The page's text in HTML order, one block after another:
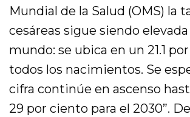
Mundial de la Salud (OMS) la
cesáreas sigue siendo
mundo: se ubica en un 21.1
todos los nacimientos. Se
cifra continúe en ascenso
29 por ciento para el 2030”.